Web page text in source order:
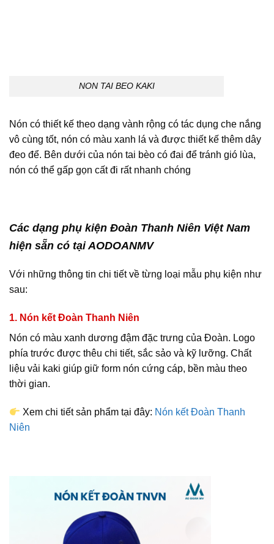
NON TAI BEO KAKI
Nón có thiết kế theo dạng vành rộng có tác dụng che nắng
vô cùng tốt, nón có màu xanh lá và được thiết kế thêm dây
đeo để. Bên dưới của nón tai bèo có đai để tránh gió lùa,
nón có thể gấp gọn cất đi rất nhanh chóng
Các dạng phụ kiện Đoàn Thanh Niên Việt Nam
hiện sẵn có tại AODOANMV
Với những thông tin chi tiết về từng loại mẫu phụ kiện như
sau:
1. Nón kết Đoàn Thanh Niên
Nón có màu xanh dương đậm đặc trưng của Đoàn. Logo
phía trước được thêu chi tiết, sắc sảo và kỹ lưỡng. Chất
liệu vải kaki giúp giữ form nón cứng cáp, bền màu theo
thời gian.
Xem chi tiết sản phẩm tại đây: Nón kết Đoàn Thanh
Niên